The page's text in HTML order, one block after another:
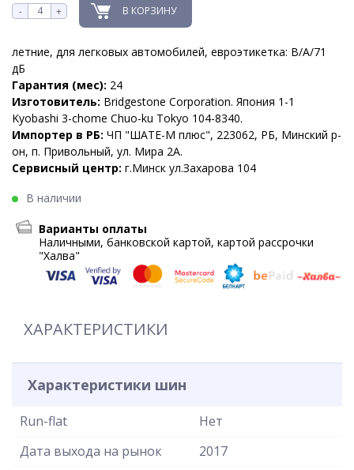
- + В КОРЗИНУ
летние, для легковых автомобилей, евроэтикетка: B/A/71
дБ
Гарантия (мес): 24
Изготовитель: Bridgestone Corporation. Япония 1-1
Kyobashi 3-chome Chuo-ku Tokyo 104-8340.
Импортер в РБ: ЧП "ШАТЕ-М плюс", 223062, РБ, Минский р-
он, п. Привольный, ул. Мира 2А.
Сервисный центр: г.Минск ул.Захарова 104
В наличии
Варианты оплаты
Наличными, банковской картой, картой рассрочки
"Халва"
ХАРАКТЕРИСТИКИ
Характеристики шин
Run-flat
Нет
Дата выхода на рынок
2017